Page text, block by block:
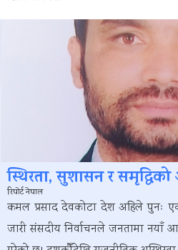
स्थिरता, सुशासन र
रिपोर्ट नेपाल
कमल प्रसाद देवकोटा देश अहिले पुनः
जारी संसदीय निर्वाचनले जनतामा नयाँ